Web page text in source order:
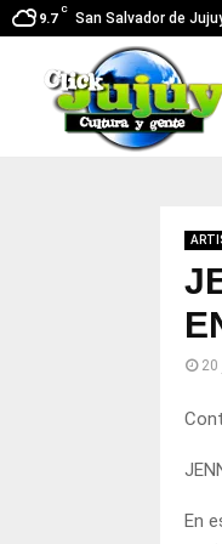
9.7
C
San Salvador de
20
En